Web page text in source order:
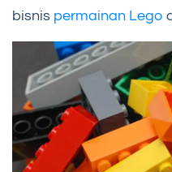
bisnis permainan Lego